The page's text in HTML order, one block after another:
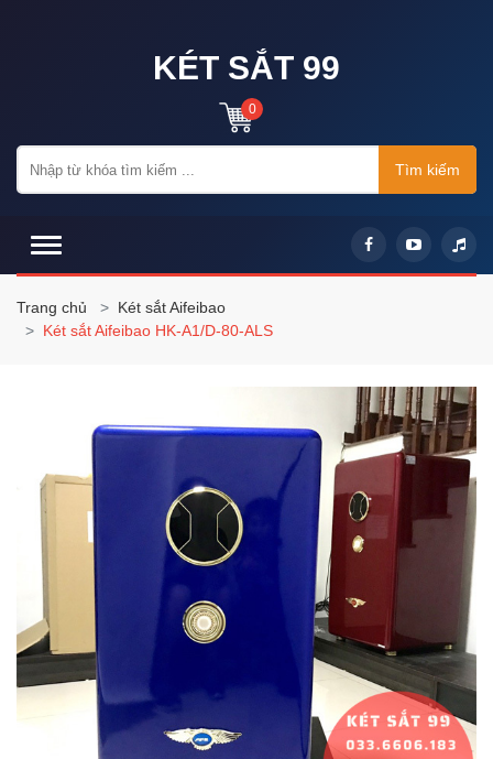
KÉT SẮT 99
0
Tìm kiếm
Trang chủ
Két sắt Aifeibao
Két sắt Aifeibao HK-A1/D-80-ALS